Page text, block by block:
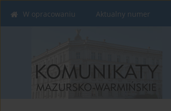
W opracowaniu Aktualny numer